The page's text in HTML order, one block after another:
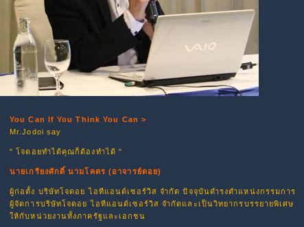
You Can If You Think You Can >
Mr.Jodoi say
" โจดอยทำได้คุณก็ต้องทำได้ "
นายเกรียงศักดิ์ นามโคตร (อาจารย์ดอย)
ผู้ก่อตั้ง บริษัทโจดอย ไอทีแอนด์เซอร์วิส จำกัด ปัจจุบันดำรงตำแหน่งกรรมการ
ผู้จัดการบริษัทโจดอย ไอทีแอนด์เซอร์วิส จำกัดและเป็นวิทยากรบรรยายพิเศษ
ให้กับหน่วยงานทั้งภาครัฐและเอกชน